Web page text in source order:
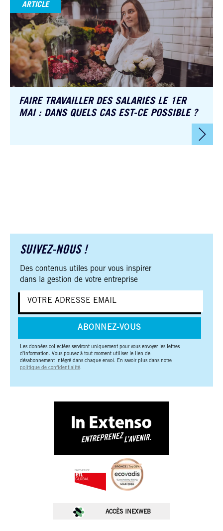
ARTICLE
FAIRE TRAVAILLER DES SALARIÉS LE 1ER
MAI : DANS QUELS CAS EST-CE POSSIBLE ?
SUIVEZ-NOUS !
Des contenus utiles pour vous inspirer
dans la gestion de votre entreprise
ABONNEZ-VOUS
Les données collectées serviront uniquement pour vous envoyer les lettres
d'information. Vous pouvez à tout moment utiliser le lien de
désabonnement intégré dans chaque envoi. En savoir plus dans notre
politique de confidentialité.
ACCÈS INEXWEB
Chez In Extenso, on ne vous sert pas
des cookies juste pour le plaisir 🍪. Ils
nous permettent de mieux comprendre vos
de vous proposer des contenus taillés